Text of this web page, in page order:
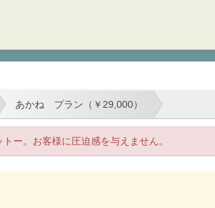
あかね プラン（￥29,000）
ー。お客様に圧迫感を与えません。